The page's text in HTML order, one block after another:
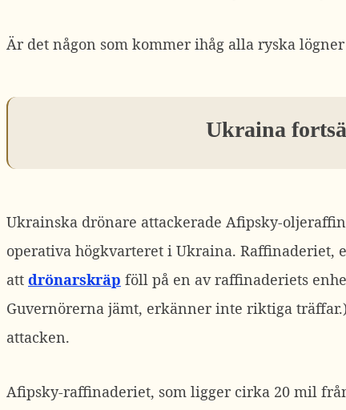
Är det någon som kommer ihåg alla ryska
Ukraina
Ukrainska drönare attackerade Afipsky-
operativa högkvarteret i Ukraina. Raffinaderiet,
att drönarskräp föll på en av raffinaderiets
Guvernörerna jämt, erkänner inte riktiga
attacken.
Afipsky-raffinaderiet, som ligger cirka 20 mil